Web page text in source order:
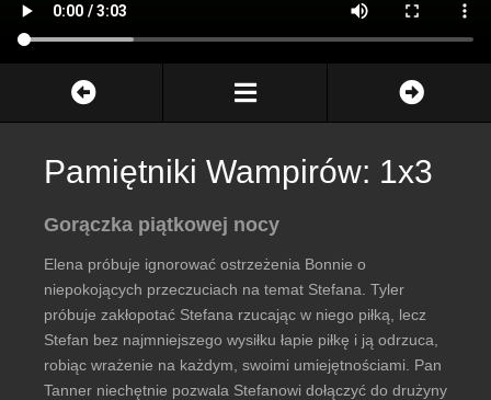
Pamiętniki Wampirów: 1x3
Gorączka piątkowej nocy
Elena próbuje ignorować ostrzeżenia Bonnie o
niepokojących przeczuciach na temat Stefana. Tyler
próbuje zakłopotać Stefana rzucając w niego piłką, lecz
Stefan bez najmniejszego wysiłku łapie piłkę i ją odrzuca,
robiąc wrażenie na każdym, swoimi umiejętnościami. Pan
Tanner niechętnie pozwala Stefanowi dołączyć do drużyny